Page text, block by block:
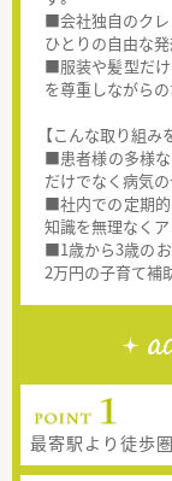
■会社独自のクレ
ひとりの自由な
■服装や髪型だけ
を尊重しながら
【こんな取り組み
■患者様の多様な
だけでなく病気
■社内での定期的
知識を無理なく
■1歳から3歳の
2万円の子育て補
最寄駅より徒歩